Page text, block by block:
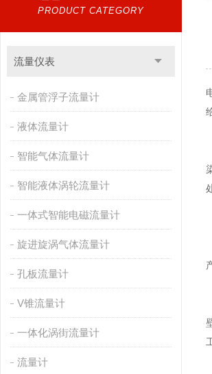
PRODUCT CATEGORY
流量仪表
金属管浮子流量计
液体流量计
智能气体流量计
智能液体涡轮流量计
一体式智能电磁流量计
旋进旋涡气体流量计
孔板流量计
V锥流量计
一体化涡街流量计
流量计